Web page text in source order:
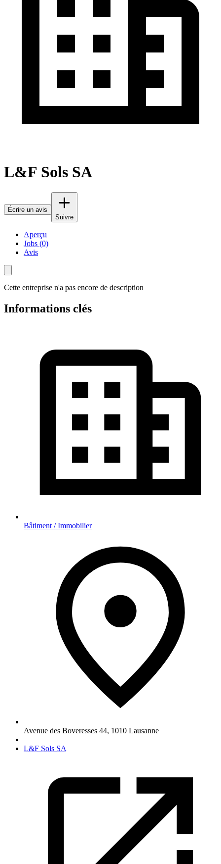
L&F Sols SA
Écrire un avis
Suivre
Aperçu
Jobs (0)
Avis
Cette entreprise n'a pas encore de description
Informations clés
Bâtiment / Immobilier
Avenue des Boveresses 44, 1010 Lausanne
L&F Sols SA